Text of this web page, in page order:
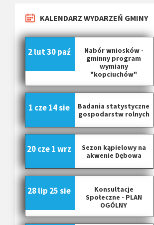
KALENDARZ WYDARZEŃ GMINY
Nabór wniosków -
gminny program
wymiany
"kopciuchów"
2 lut30 paź
Badania statystyczne
gospodarstw rolnych
1 cze14 sie
Sezon kąpielowy na
akwenie Dębowa
20 cze1 wrz
Konsultacje
Społeczne - PLAN
OGÓLNY
28 lip 25 sie